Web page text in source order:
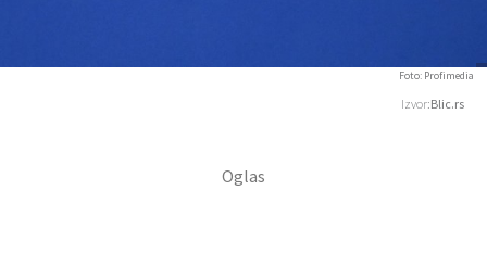
Izvor:Blic.rs
Foto: Profimedia